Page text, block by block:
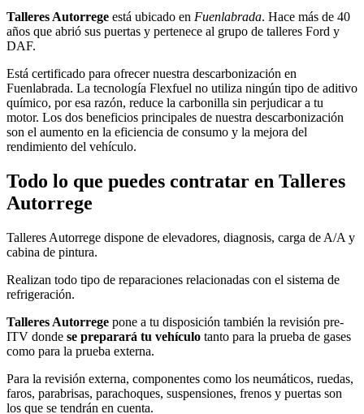
Talleres Autorrege está ubicado en Fuenlabrada. Hace más de 40
años que abrió sus puertas y pertenece al grupo de talleres Ford y
DAF.
Está certificado para ofrecer nuestra descarbonización en
Fuenlabrada. La tecnología Flexfuel no utiliza ningún tipo de aditivo
químico, por esa razón, reduce la carbonilla sin perjudicar a tu
motor. Los dos beneficios principales de nuestra descarbonización
son el aumento en la eficiencia de consumo y la mejora del
rendimiento del vehículo.
Todo lo que puedes contratar en Talleres
Autorrege
Talleres Autorrege dispone de elevadores, diagnosis, carga de A/A y
cabina de pintura.
Realizan todo tipo de reparaciones relacionadas con el sistema de
refrigeración.
Talleres Autorrege pone a tu disposición también la revisión pre-
ITV donde se preparará tu vehículo tanto para la prueba de gases
como para la prueba externa.
Para la revisión externa, componentes como los neumáticos, ruedas,
faros, parabrisas, parachoques, suspensiones, frenos y puertas son
los que se tendrán en cuenta.